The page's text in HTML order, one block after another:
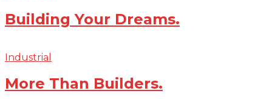
Building Your Dreams.
Industrial
More Than Builders.